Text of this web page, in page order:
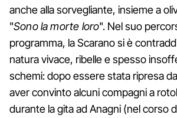
anche alla sorvegliante, insieme a
"Sono la morte loro". Nel suo
programma, la Scarano si è
natura vivace, ribelle e spesso
schemi: dopo essere stata ripresa
aver convinto alcuni compagni a
durante la gita ad Anagni (nel corso